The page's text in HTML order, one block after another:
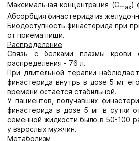
Максимальная концентрация (Сmах)
Абсорбция финастерида из
Биодоступность финастерида при
от приема пищи.
Распределение
Связь с белками плазмы крови
распределения - 76 л.
При длительной терапии
финастерида внутрь в дозе 5 мг
времени остается стабильной.
У пациентов, получавших
финастерида в дозе 5 мг в сутки
семенной жидкости было в 50-100
у взрослых мужчин.
Метаболизм